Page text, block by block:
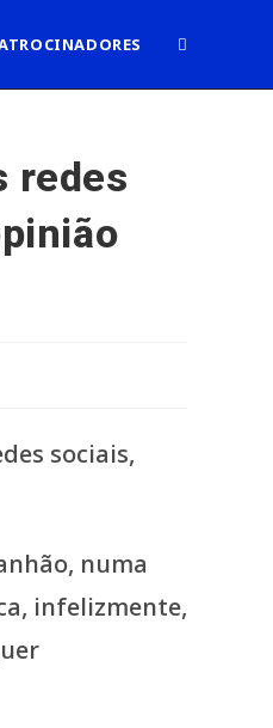
ALTERNAR
redes
numa
infelizmente,